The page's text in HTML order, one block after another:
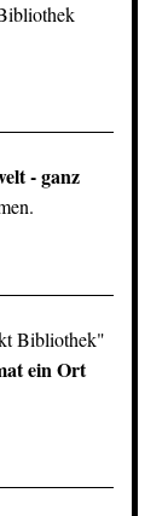
- ganz
.
Bibliothek"
ein Ort